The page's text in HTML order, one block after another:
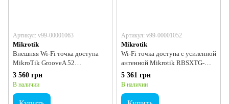
Артикул: v99-00001063
Mikrotik
Внешняя Wi-Fi точка доступа
MikroTik GrooveA 52
(RBGrooveA-52HPn) 2.4GHz или
5GHz
3 560 грн
В наличии
Артикул: v99-00001052
Mikrotik
Wi-Fi точка доступа с усиленной
антенной Mikrotik RBSXTG-
5HPacD-SA 5GHz
5 361 грн
В наличии